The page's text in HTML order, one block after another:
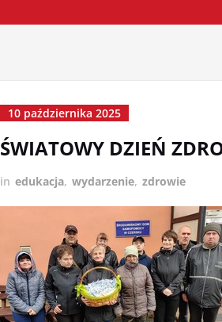
10 października 2025
ŚWIATOWY DZIEŃ
in edukacja, wydarzenie, zdrowie